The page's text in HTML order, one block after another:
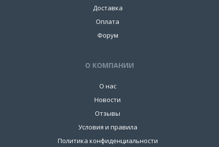
Доставка
Оплата
Форум
О КОМПАНИИ
О нас
Новости
Отзывы
Условия и правила
Политика конфиденциальности